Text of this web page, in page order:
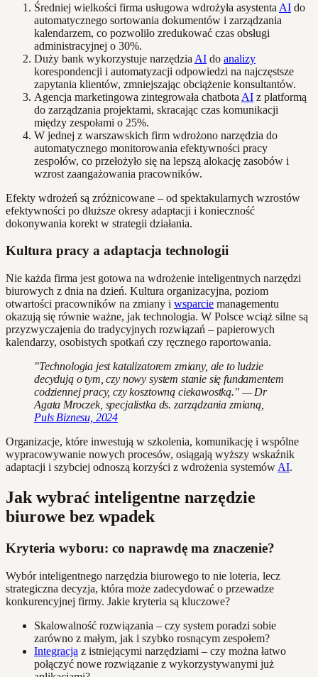
Średniej wielkości firma usługowa wdrożyła asystenta AI do
automatycznego sortowania dokumentów i zarządzania
kalendarzem, co pozwoliło zredukować czas obsługi
administracyjnej o 30%.
Duży bank wykorzystuje narzędzia AI do analizy
korespondencji i automatyzacji odpowiedzi na najczęstsze
zapytania klientów, zmniejszając obciążenie konsultantów.
Agencja marketingowa zintegrowała chatbota AI z platformą
do zarządzania projektami, skracając czas komunikacji
między zespołami o 25%.
W jednej z warszawskich firm wdrożono narzędzia do
automatycznego monitorowania efektywności pracy
zespołów, co przełożyło się na lepszą alokację zasobów i
wzrost zaangażowania pracowników.
Efekty wdrożeń są zróżnicowane – od spektakularnych wzrostów
efektywności po dłuższe okresy adaptacji i konieczność
dokonywania korekt w strategii działania.
Kultura pracy a adaptacja technologii
Nie każda firma jest gotowa na wdrożenie inteligentnych narzędzi
biurowych z dnia na dzień. Kultura organizacyjna, poziom
otwartości pracowników na zmiany i wsparcie managementu
okazują się równie ważne, jak technologia. W Polsce wciąż silne są
przyzwyczajenia do tradycyjnych rozwiązań – papierowych
kalendarzy, osobistych spotkań czy ręcznego raportowania.
"Technologia jest katalizatorem zmiany, ale to ludzie
decydują o tym, czy nowy system stanie się fundamentem
codziennej pracy, czy kosztowną ciekawostką." — Dr
Agata Mroczek, specjalistka ds. zarządzania zmianą,
Puls Biznesu, 2024
Organizacje, które inwestują w szkolenia, komunikację i wspólne
wypracowywanie nowych procesów, osiągają wyższy wskaźnik
adaptacji i szybciej odnoszą korzyści z wdrożenia systemów AI.
Jak wybrać inteligentne narzędzie
biurowe bez wpadek
Kryteria wyboru: co naprawdę ma znaczenie?
Wybór inteligentnego narzędzia biurowego to nie loteria, lecz
strategiczna decyzja, która może zadecydować o przewadze
konkurencyjnej firmy. Jakie kryteria są kluczowe?
Skalowalność rozwiązania – czy system poradzi sobie
zarówno z małym, jak i szybko rosnącym zespołem?
Integracja z istniejącymi narzędziami – czy można łatwo
połączyć nowe rozwiązanie z wykorzystywanymi już